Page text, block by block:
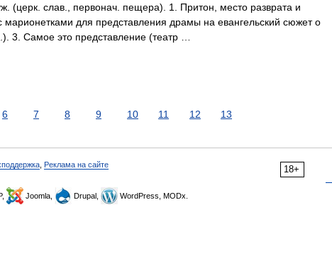
(церк. слав., первонач. пещера). 1. Притон, место разврата и
для представления драмы на евангельский сюжет о
3. Самое это представление (театр …
6 7 8 9 10 11 12 13
18+
Реклама на сайте
Joomla, Drupal, WordPress, MODx.